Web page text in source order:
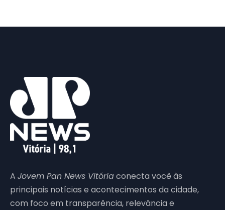
A Jovem Pan News Vitóriaconecta você às
principais notícias e acontecimentos da cidade,
com foco em transparência, relevância e